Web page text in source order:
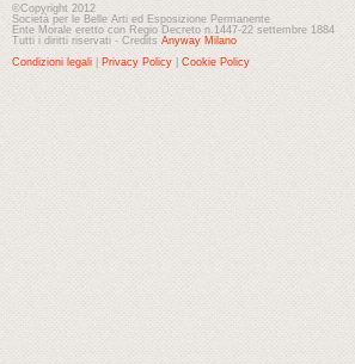
©Copyright 2012
Società per le Belle Arti ed Esposizione Permanente
Ente Morale eretto con Regio Decreto n.1447-22 settembre 1884
Tutti i diritti riservati - Credits Anyway Milano
Condizioni legali
Privacy Policy Cookie Policy